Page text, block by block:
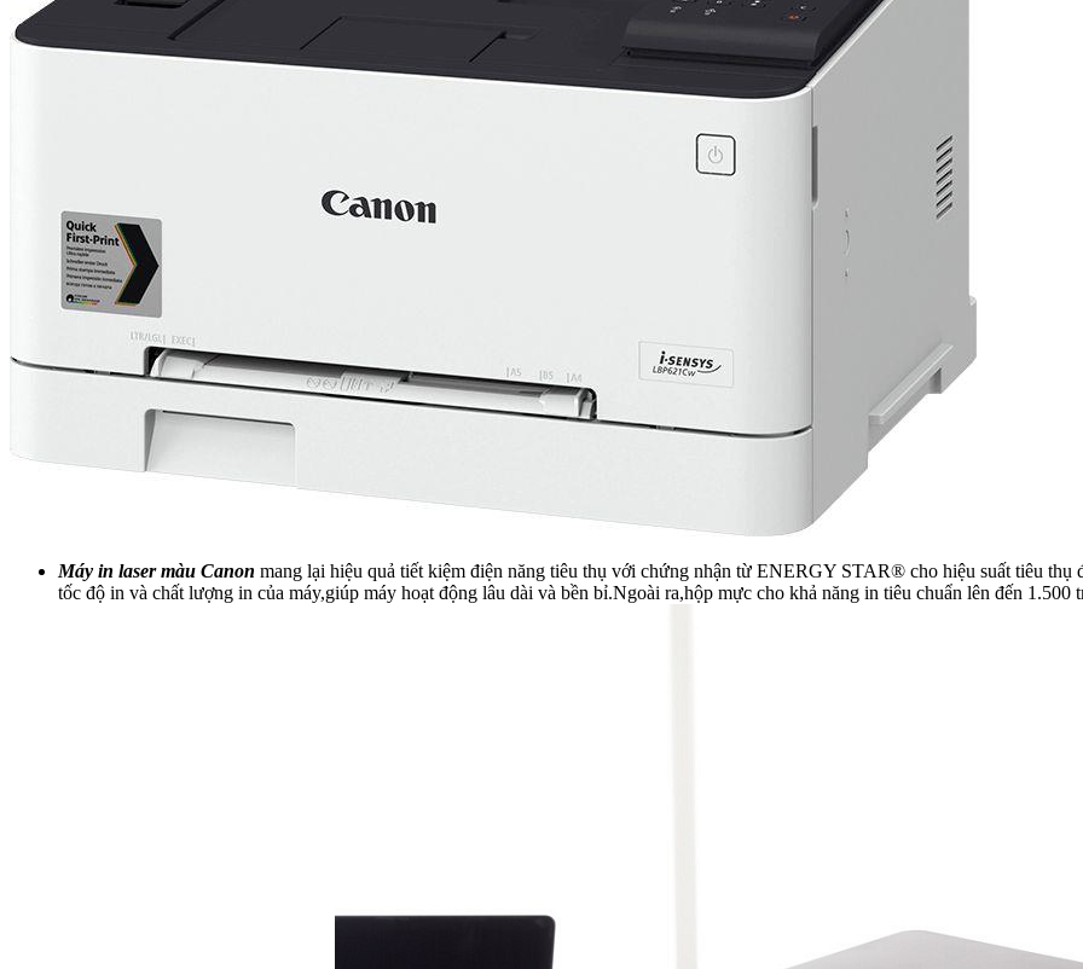
Máy in laser màu Canon mang lại hiệu quả tiết kiệm điện năng tiêu thụ với chứng nhận từ ENERGY STAR® cho hiệu suất tiêu thụ
tốc độ in và chất lượng in của máy,giúp máy hoạt động lâu dài và bền bỉ.Ngoài ra,hộp mực cho khả năng in tiêu chuẩn lên đến 1.500